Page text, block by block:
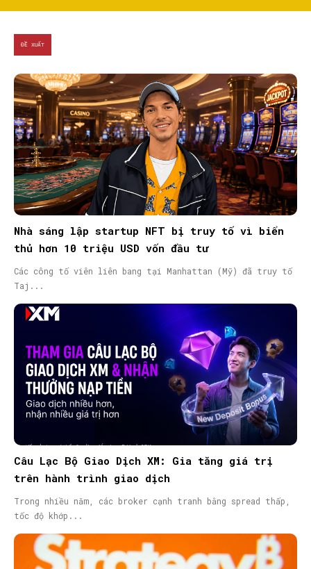
ĐỀ XUẤT
Nhà sáng lập startup NFT bị truy tố vì biển
thủ hơn 10 triệu USD vốn đầu tư
Các công tố viên liên bang tại Manhattan (Mỹ) đã truy tố
Taj...
Câu Lạc Bộ Giao Dịch XM: Gia tăng giá trị
trên hành trình giao dịch
Trong nhiều năm, các broker cạnh tranh bằng spread thấp,
tốc độ khớp...